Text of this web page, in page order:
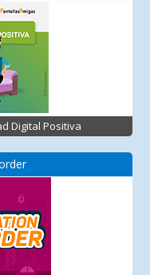
Digital Positiva